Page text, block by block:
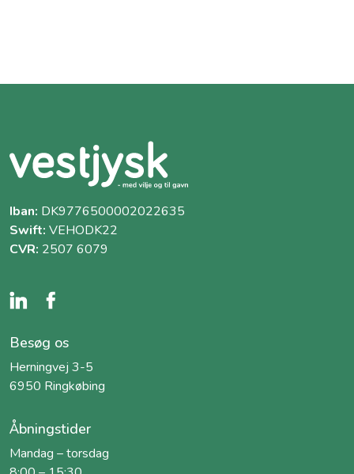
Iban: DK9776500002022635
Swift: VEHODK22
CVR: 2507 6079
Besøg os
Herningvej 3-5
6950 Ringkøbing
Åbningstider
Mandag – torsdag